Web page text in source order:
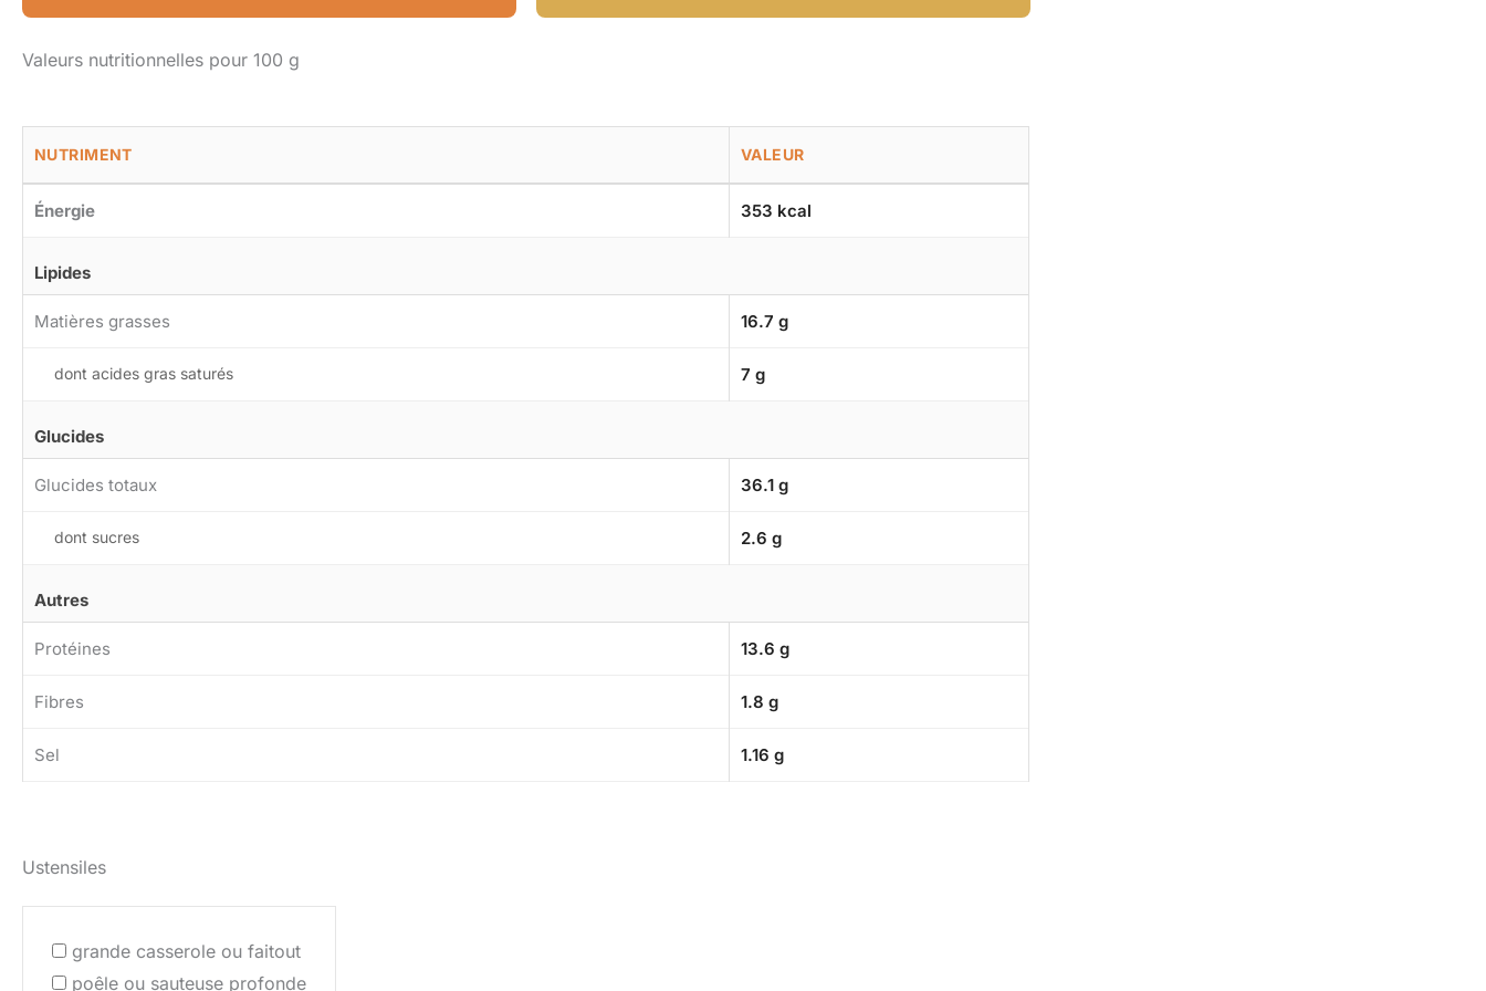
Valeurs nutritionnelles pour 100 g
NUTRIMENT VALEUR
Énergie 353 kcal
Lipides
Matières grasses 16.7 g
dont acides gras saturés 7 g
Glucides
Glucides totaux 36.1 g
dont sucres 2.6 g
Autres
Protéines 13.6 g
Fibres 1.8 g
Sel 1.16 g
Ustensiles
grande casserole ou faitout
poêle ou sauteuse profonde